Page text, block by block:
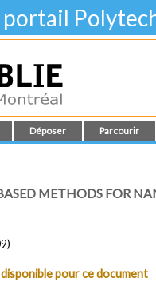
portail
Déposer Parcourir
METHODS FOR
pour ce document